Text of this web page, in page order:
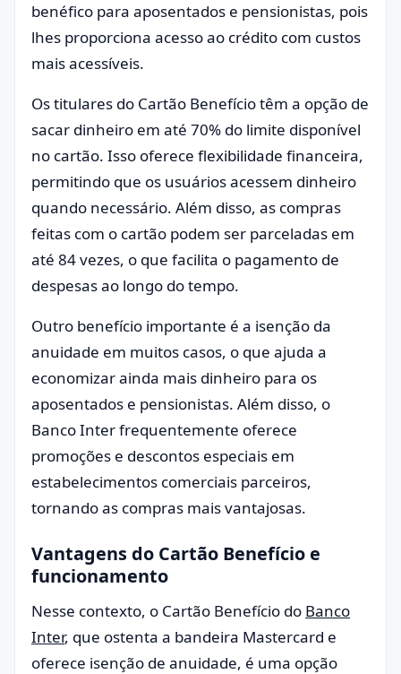
benéfico para aposentados e pensionistas, pois
lhes proporciona acesso ao crédito com custos
mais acessíveis.
Os titulares do Cartão Benefício têm a opção de
sacar dinheiro em até 70% do limite disponível
no cartão. Isso oferece flexibilidade financeira,
permitindo que os usuários acessem dinheiro
quando necessário. Além disso, as compras
feitas com o cartão podem ser parceladas em
até 84 vezes, o que facilita o pagamento de
despesas ao longo do tempo.
Outro benefício importante é a isenção da
anuidade em muitos casos, o que ajuda a
economizar ainda mais dinheiro para os
aposentados e pensionistas. Além disso, o
Banco Inter frequentemente oferece
promoções e descontos especiais em
estabelecimentos comerciais parceiros,
tornando as compras mais vantajosas.
Vantagens do Cartão Benefício e
funcionamento
Nesse contexto, o Cartão Benefício do Banco
Inter, que ostenta a bandeira Mastercard e
oferece isenção de anuidade, é uma opção